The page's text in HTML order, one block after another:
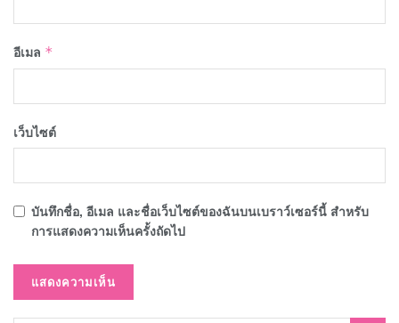
อีเมล *
เว็บไซต์
บันทึกชื่อ, อีเมล และชื่อเว็บไซต์ของฉันบนเบราว์เซอร์นี้ สำหรับ
การแสดงความเห็นครั้งถัดไป